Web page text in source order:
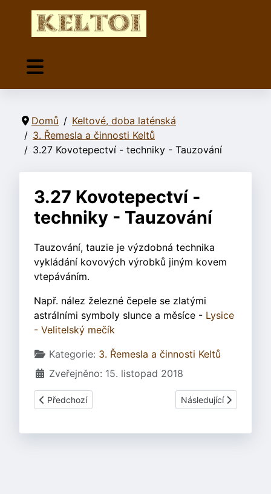
Domů
Keltové, doba laténská
3. Řemesla a činnosti Keltů
3.27 Kovotepectví - techniky - Tauzování
3.27 Kovotepectví -
techniky - Tauzování
Tauzování, tauzie je výzdobná technika
vykládání kovových výrobků jiným kovem
vtepáváním.
Např. nález železné čepele se zlatými
astrálními symboly slunce a měsíce - Lysice
- Velitelský mečík
Základní údaje
Kategorie: 3. Řemesla a činnosti Keltů
Zveřejněno: 15. listopad 2018
Předchozí článek: 3.06.5.3 Tordování
Předchozí Další článek: 3.06.5.3
Následující